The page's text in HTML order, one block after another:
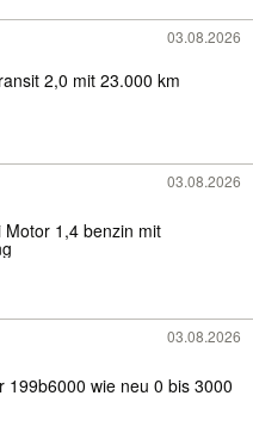
03.08.2026
2,0 mit 23.000 km
03.08.2026
Motor 1,4 benzin mit
03.08.2026
199b6000 wie neu 0 bis 3000